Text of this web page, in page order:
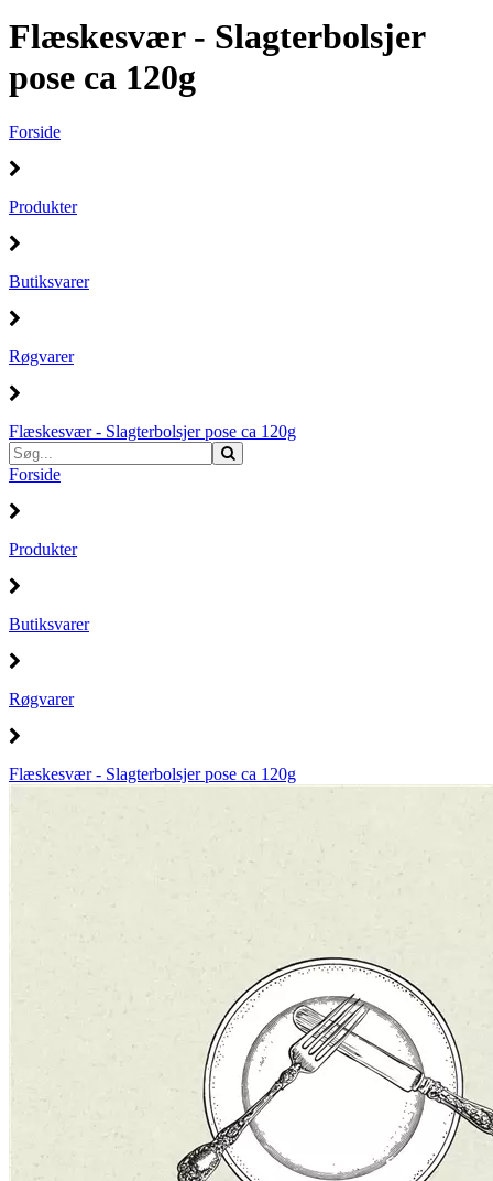
Flæskesvær - Slagterbolsjer
pose ca 120g
Forside
Produkter
Butiksvarer
Røgvarer
Flæskesvær - Slagterbolsjer pose ca 120g
Forside
Produkter
Butiksvarer
Røgvarer
Flæskesvær - Slagterbolsjer pose ca 120g